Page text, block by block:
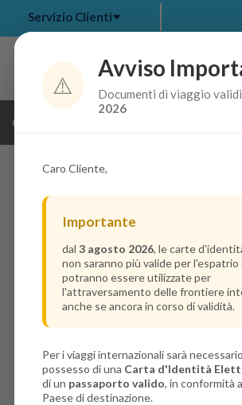
my bookings
Servizio Clienti
Guarda i dettagli della crociera
⚠️
Avviso
Documenti di viaggio
2026
Caro Cliente,
Importante
dal 3 agosto 2026, le carte
non saranno più valide per l'espatrio
potranno essere utilizzate per
l'attraversamento delle frontiere
anche se ancora in corso di validità.
Per i viaggi internazionali sarà
possesso di una Carta d'Identità
di un passaporto valido, in conformità
Paese di destinazione.